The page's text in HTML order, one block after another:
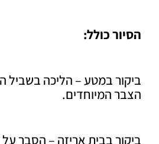
כולל:
במטע – הליכה בשביל המטע
המיוחדים.
בבית אריזה – הסבר על